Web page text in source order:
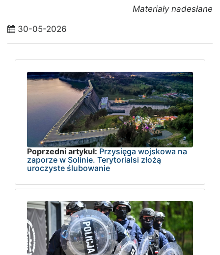
Materiały nadesłane
30-05-2026
Poprzedni artykuł: Przysięga wojskowa na
zaporze w Solinie. Terytorialsi złożą
uroczyste ślubowanie